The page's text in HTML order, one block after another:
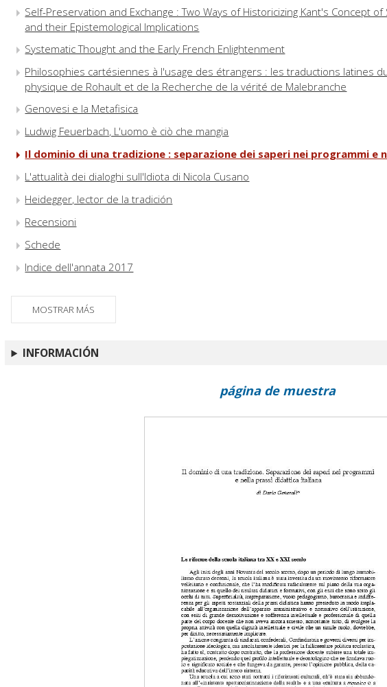
Self-Preservation and Exchange : Two Ways of Historicizing Kant's Concept of
and their Epistemological Implications
Systematic Thought and the Early French Enlightenment
Philosophies cartésiennes à l'usage des étrangers : les traductions latines
physique de Rohault et de la Recherche de la vérité de Malebranche
Genovesi e la Metafisica
Ludwig Feuerbach, L'uomo è ciò che mangia
Il dominio di una tradizione : separazione dei saperi nei programmi e
L'attualità dei dialoghi sull'Idiota di Nicola Cusano
Heidegger, lector de la tradición
Recensioni
Schede
Indice dell'annata 2017
MOSTRAR MÁS
INFORMACIÓN
página de muestra